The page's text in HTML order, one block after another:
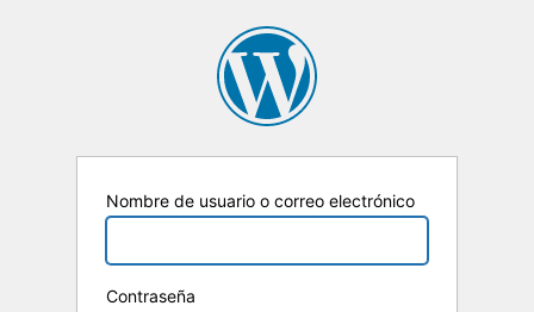
Nombre de usuario o correo electrónico
Contraseña